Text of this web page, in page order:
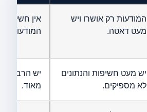
המודעות רק אושרו ויש
מעט דאטה.
המודעות Disapproved.
יש מעט חשיפות והנתונים
לא מספיקים.
מאוד.